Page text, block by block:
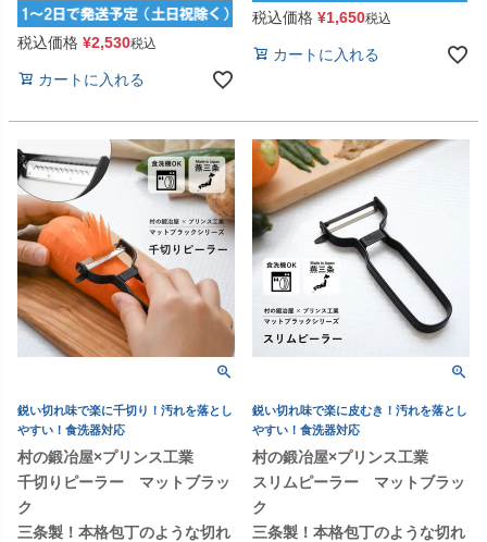
税込価格 ¥2,530税込
カートに入れる
税込価格 ¥1,650税込
カートに入れる
鋭い切れ味で楽に千切り！汚れを落とし
やすい！食洗器対応
村の鍛冶屋×プリンス工業
千切りピーラー マットブラッ
ク
三条製！本格包丁のような切れ
鋭い切れ味で楽に皮むき！汚れを落とし
やすい！食洗器対応
村の鍛冶屋×プリンス工業
スリムピーラー マットブラッ
ク
三条製！本格包丁のような切れ